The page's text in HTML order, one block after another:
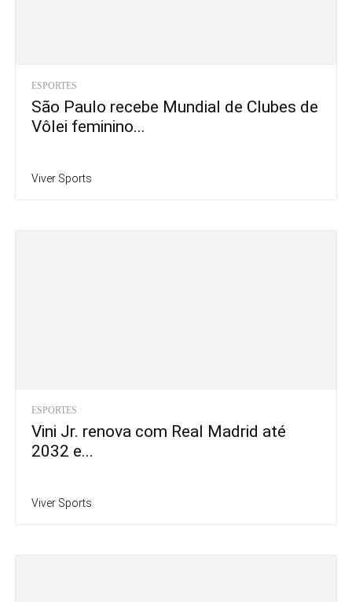
ESPORTES
São Paulo recebe Mundial de Clubes de
Vôlei feminino...
Viver Sports
ESPORTES
Vini Jr. renova com Real Madrid até
2032 e...
Viver Sports